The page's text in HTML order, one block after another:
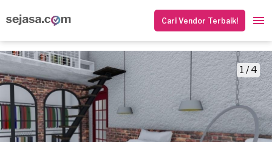
Cari Vendor Terbaik!
1 / 4